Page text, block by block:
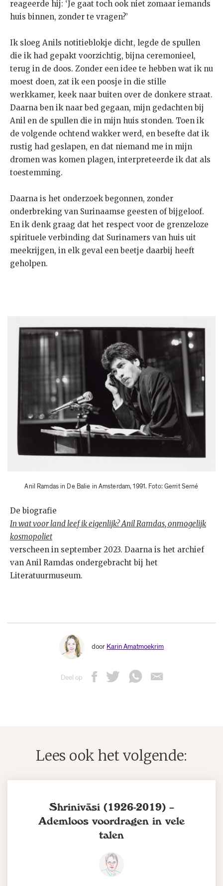
reageerde hij: ‘Je gaat toch ook niet zomaar iemands
huis binnen, zonder te vragen?’
Ik sloeg Anils notitieblokje dicht, legde de spullen
die ik had gepakt voorzichtig, bijna ceremonieel,
terug in de doos. Zonder een idee te hebben wat ik nu
moest doen, zat ik een poosje in die stille
werkkamer, keek naar buiten over de donkere straat.
Daarna ben ik naar bed gegaan, mijn gedachten bij
Anil en de spullen die in mijn huis stonden. Toen ik
de volgende ochtend wakker werd, en besefte dat ik
rustig had geslapen, en dat niemand me in mijn
dromen was komen plagen, interpreteerde ik dat als
toestemming.
Daarna is het onderzoek begonnen, zonder
onderbreking van Surinaamse geesten of bijgeloof.
En ik denk graag dat het respect voor de grenzeloze
spirituele verbinding dat Surinamers van huis uit
meekrijgen, in elk geval een beetje daarbij heeft
geholpen.
Anil Ramdas in De Balie in Amsterdam, 1991. Foto: Gerrit Serné
De biografie
In wat voor land leef ik eigenlijk? Anil Ramdas, onmogelijk
kosmopoliet
verscheen in september 2023. Daarna is het archief
van Anil Ramdas ondergebracht bij het
Literatuurmuseum.
door Karin Amatmoekrim
Deel op
Lees ook het volgende:
Shrinivāsi (1926-2019) –
Ademloos voordragen in vele
talen